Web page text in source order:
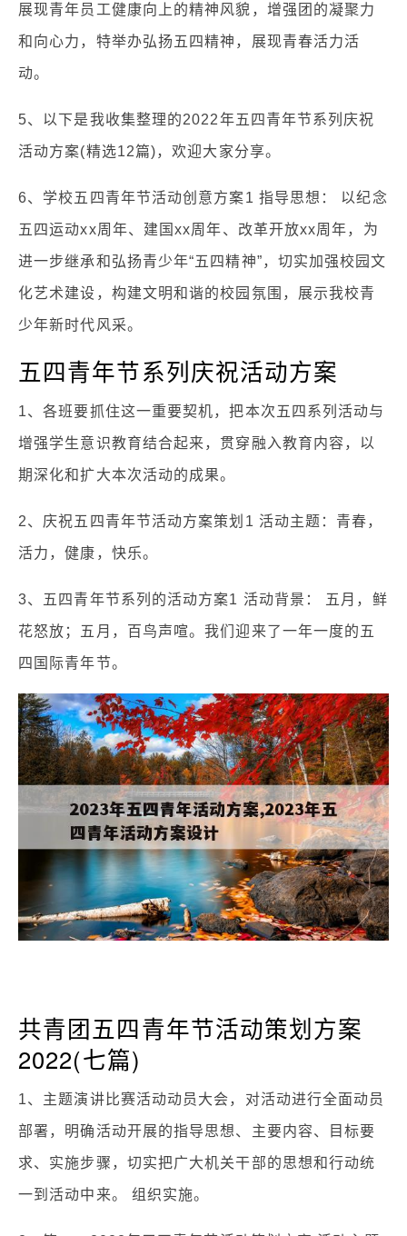
展现青年员工健康向上的精神风貌，增强团的凝聚力
和向心力，特举办弘扬五四精神，展现青春活力活
动。
5、以下是我收集整理的2022年五四青年节系列庆祝
活动方案(精选12篇)，欢迎大家分享。
6、学校五四青年节活动创意方案1 指导思想： 以纪念
五四运动xx周年、建国xx周年、改革开放xx周年，为
进一步继承和弘扬青少年“五四精神”，切实加强校园文
化艺术建设，构建文明和谐的校园氛围，展示我校青
少年新时代风采。
五四青年节系列庆祝活动方案
1、各班要抓住这一重要契机，把本次五四系列活动与
增强学生意识教育结合起来，贯穿融入教育内容，以
期深化和扩大本次活动的成果。
2、庆祝五四青年节活动方案策划1 活动主题：青春，
活力，健康，快乐。
3、五四青年节系列的活动方案1 活动背景： 五月，鲜
花怒放；五月，百鸟声喧。我们迎来了一年一度的五
四国际青年节。
共青团五四青年节活动策划方案
2022(七篇)
1、主题演讲比赛活动动员大会，对活动进行全面动员
部署，明确活动开展的指导思想、主要内容、目标要
求、实施步骤，切实把广大机关干部的思想和行动统
一到活动中来。 组织实施。